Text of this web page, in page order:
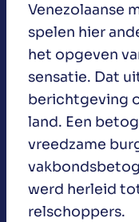
Venezolaanse
spelen hier
het opgeven
sensatie. Dat
berichtgeving
land. Een
vreedzame
werd herleid
relschoppers.